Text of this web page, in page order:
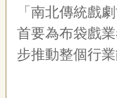
「南北傳統戲
首要為布袋戲
步推動整個行